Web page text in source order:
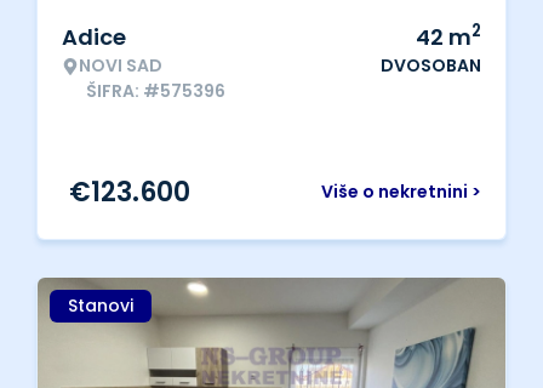
Adice
NOVI SAD
ŠIFRA: #575396
42 m2
DVOSOBAN
Više o nekretnini >
€123.600
Stanovi